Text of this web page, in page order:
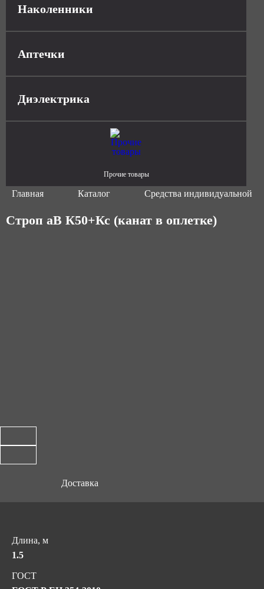
Наколенники
Аптечки
Диэлектрика
Прочие товары
Главная Каталог Средства индивидуальной
Строп аВ К50+Кс (канат в оплетке)
Доставка
Длина, м
1.5
ГОСТ